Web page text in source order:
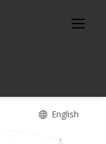
English